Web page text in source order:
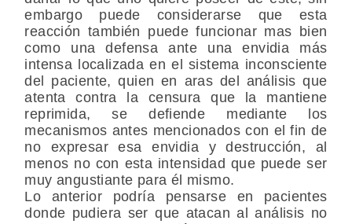
embargo puede considerarse que esta
reacción también puede funcionar mas bien
como una defensa ante una envidia más
intensa localizada en el sistema inconsciente
del paciente, quien en aras del análisis que
atenta contra la censura que la mantiene
reprimida, se defiende mediante los
mecanismos antes mencionados con el fin de
no expresar esa envidia y destrucción, al
menos no con esta intensidad que puede ser
muy angustiante para él mismo.
Lo anterior podría pensarse en pacientes
donde pudiera ser que atacan al análisis no